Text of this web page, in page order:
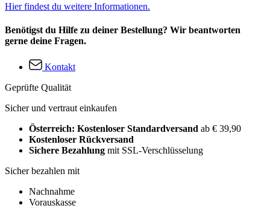
Hier findest du weitere Informationen.
Benötigst du Hilfe zu deiner Bestellung? Wir beantworten
gerne deine Fragen.
Kontakt
Geprüfte Qualität
Sicher und vertraut einkaufen
Österreich: Kostenloser Standardversand ab € 39,90
Kostenloser Rückversand
Sichere Bezahlung mit SSL-Verschlüsselung
Sicher bezahlen mit
Nachnahme
Vorauskasse